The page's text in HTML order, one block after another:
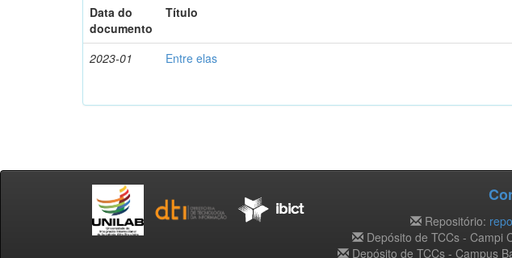
Data do
documento
Título
2023-01 Entre elas
Repositório:
Depósito de TCCs - Campi
Depósito de TCCs - Campus